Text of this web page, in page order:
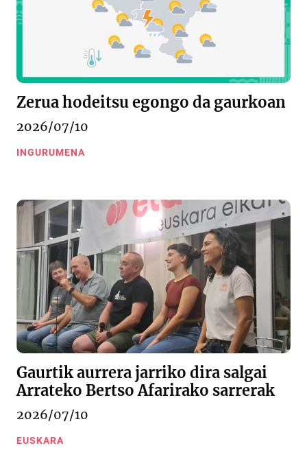
Zerua hodeitsu egongo da gaurkoan
2026/07/10
INGURUMENA
Gaurtik aurrera jarriko dira salgai
Arrateko Bertso Afarirako sarrerak
2026/07/10
EUSKARA